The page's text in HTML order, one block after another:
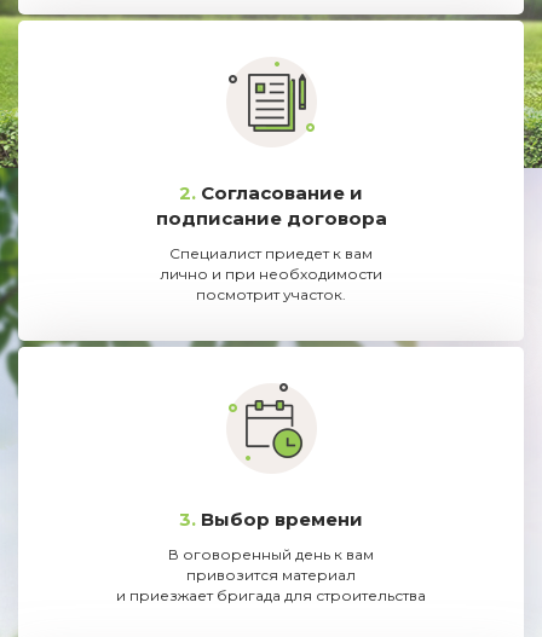
2. Согласование и
подписание договора
Специалист приедет к вам
лично и при необходимости
посмотрит участок.
3. Выбор времени
В оговоренный день к вам
привозится материал
и приезжает бригада для строительства